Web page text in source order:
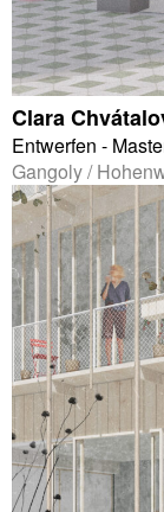
Clara
Entwerfen -
Gangoly /